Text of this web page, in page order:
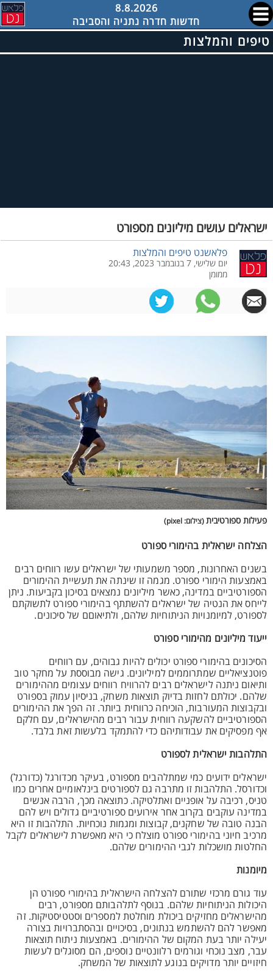
8.8.2026
חדשות חדרה נתניה והסביבה
טיפים והמלצות
ישראלים עושים מיליונים מספורט
פלאשנט טיפים והמלצות
יום שלישי, 7 בנובמבר 2023, 20:43
ממומן
פעילות ספורטיבית (צילום: pixel)
הצלחה ישראלית בהימורי ספורט
בשנים האחרונות, מספר משמעותי של ישראלים עשו רווחים רבים
באמצעות הימורי ספורט. מגמה זו שינתה את תעשיית ההימורים
הספורטיביים במדינה, כאשר מיליונים נמצאים בסיכון בקביעות. ניתן
לייחס את הנטיה של ישראלים להשתתף בהימורי ספורט לתשוקתם
לספורט, למיומנויות הניתוחיות שלהם, ולתיאוםם של סיכונים.
ייעוד מיליונים מהימורי ספורט
הסיכונים בהימורי ספורט יכולים להיות גבוהים, עם רווחים
פוטנציאליים שמתרוממים למיליונים. גישה מבוססת על מחקר טוב
ותיאום ניתנה לישראלים רבים להרוויח רווחים עצומים מההימורים
שלהם. יכולתם לחזות בדיוק תוצאות משחק, בניסיון עמוק בספורט
ובקבוצות המעורבות, הוכיחה כרווחית ביותר. זה הפך את ההימורים
הספורטיביים להשקעה רווחית עבור רבים מהישראלים, עם חלקם
אף מפסיקים את עבודותיהם כדי להתמקד בלעשות זאת בלבד.
התלהבות ישראלית לספורט
ישראלים ידועים כמי שמתלהבים מספורט, בעיקר מכדורגל (כדורגל)
וכדורסל. התלהבות זו מתרבה גם לספורטים בינלאומיים אחרים כמו
טניס, רכיבה על אופניים ואתלטיקה. כתוצאה מכך, הרבה אנשים
במדינה עוקבים בקרוב אחר אירועים ספורטיביים גדולים ויש להם
הבנה טובה של שחקנים, קבוצות ומגמות נוכחיות. התלהבות זו היא
מרכיב חיוני בהימורי ספורט מוצלח כי היא מאפשרת לישראלים לקבל
החלטות מושכלות לגבי ההימורים שלהם.
מיומנות
עוד גורם מרכזי שתורם להצלחה הישראלית בהימורי ספורט הן
היכולות הניתוחיות שלהם. בנוסף לתלהבותם מספורט, רבים
מהישראלים מחזיקים ביכולת מוחלטת למספרים וסטטיסטיקות. זה
מאפשר להם להשתמש בנתונים, בסיכויים ובהסתברויות בצורה
יעילה יותר בעת המקום של ההימורים. באמצעות ניתוח תוצאות
עבר, מצב נוכחי וגורמים רלוונטיים נוספים, הם מסוגלים לעשות
חיזויים יותר מדויקים בנוגע לתוצאות של המשחק.